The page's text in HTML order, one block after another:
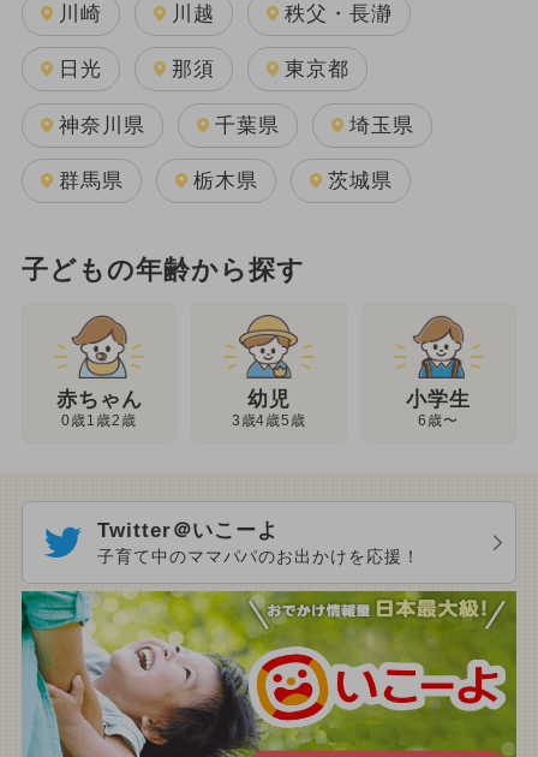
川崎 川越 秩父・長瀞
日光 那須 東京都
神奈川県 千葉県 埼玉県
群馬県 栃木県 茨城県
子どもの年齢から探す
赤ちゃん
0歳1歳2歳
幼児
3歳4歳5歳
小学生
6歳〜
Twitter＠いこーよ
子育て中のママパパのお出かけを応援！